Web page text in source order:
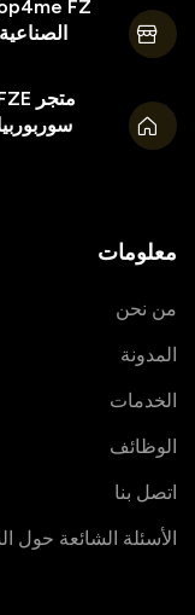
معلومات
من نحن
المدونة
الخدمات
الوظائف
اتصل بنا
الأسئلة الشائعة حول